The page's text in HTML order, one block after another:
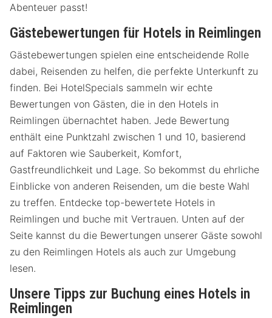
Abenteuer passt!
Gästebewertungen für Hotels in Reimlingen
Gästebewertungen spielen eine entscheidende Rolle
dabei, Reisenden zu helfen, die perfekte Unterkunft zu
finden. Bei HotelSpecials sammeln wir echte
Bewertungen von Gästen, die in den Hotels in
Reimlingen übernachtet haben. Jede Bewertung
enthält eine Punktzahl zwischen 1 und 10, basierend
auf Faktoren wie Sauberkeit, Komfort,
Gastfreundlichkeit und Lage. So bekommst du ehrliche
Einblicke von anderen Reisenden, um die beste Wahl
zu treffen. Entdecke top-bewertete Hotels in
Reimlingen und buche mit Vertrauen. Unten auf der
Seite kannst du die Bewertungen unserer Gäste sowohl
zu den Reimlingen Hotels als auch zur Umgebung
lesen.
Unsere Tipps zur Buchung eines Hotels in
Reimlingen